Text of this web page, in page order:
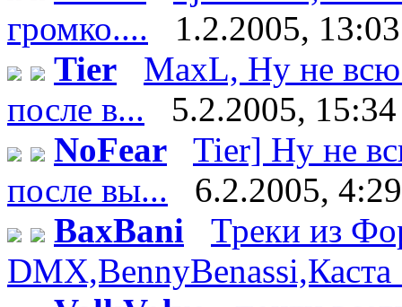
громко....
1.2.2005, 13:03
Tier
MaxL, Ну не всю
после в...
5.2.2005, 15:34
NoFear
Tier] Ну не
после вы...
6.2.2005, 4:29
BaxBani
Треки из
DMX,BennyBenassi,Каста